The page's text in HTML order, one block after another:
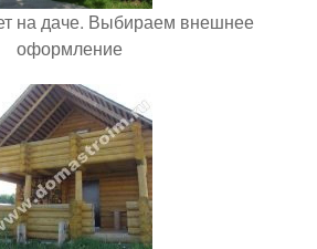
на даче. Выбираем внешнее
оформление